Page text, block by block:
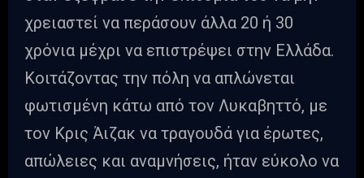
χρειαστεί να περάσουν άλλα 20 ή 30
χρόνια μέχρι να επιστρέψει στην Ελλάδα.
Κοιτάζοντας την πόλη να απλώνεται
φωτισμένη κάτω από τον Λυκαβηττό, με
τον Κρις Άιζακ να τραγουδά για έρωτες,
απώλειες και αναμνήσεις, ήταν εύκολο να